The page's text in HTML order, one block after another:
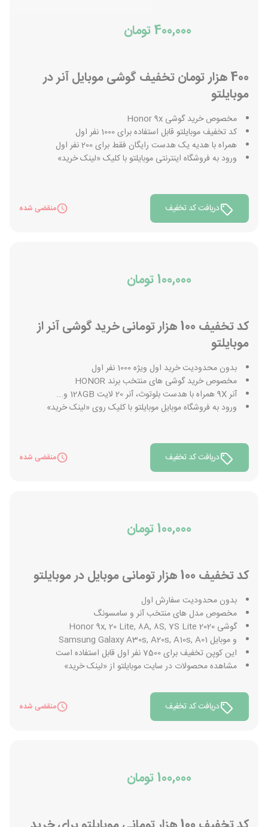
400,000 تومان
400 هزار تومان تخفیف گوشی موبایل آنر در
موبایلتو
مخصوص خرید گوشی Honor 9x
کد تخفیف موبایلتو قابل استفاده برای 1000 نفر اول
همراه با هدیه یک هدست رایگان فقط برای 200 نفر اول
ورود به فروشگاه اینترنتی موبایلتو با کلیک «لینک خرید»
دریافت کد تخفیف منقضی شده
100,000 تومان
کد تخفیف 100 هزار تومانی خرید گوشی آنر از
موبایلتو
بدون محدودیت خرید اول ویژه 1000 نفر اول
مخصوص خرید گوشی های منتخب برند HONOR
آنر 9X همراه با هدست بلوتوث، آنر 20 لایت 128GB و...
ورود به فروشگاه موبایل موبایلتو با کلیک روی «لینک خرید»
دریافت کد تخفیف منقضی شده
100,000 تومان
کد تخفیف 100 هزار تومانی موبایل در موبایلتو
بدون محدودیت سفارش اول
مخصوص مدل های منتخب آنر و سامسونگ
گوشی Honor 9x, 20 Lite, 8A, 8S, 7S Lite 2020
و موبایل Samsung Galaxy A30s, A20s, A10s, A01
این کوپن تخفیف برای 7500 نفر اول قابل استفاده است
مشاهده محصولات در سایت موبایلتو از «لینک خرید»
دریافت کد تخفیف منقضی شده
100,000 تومان